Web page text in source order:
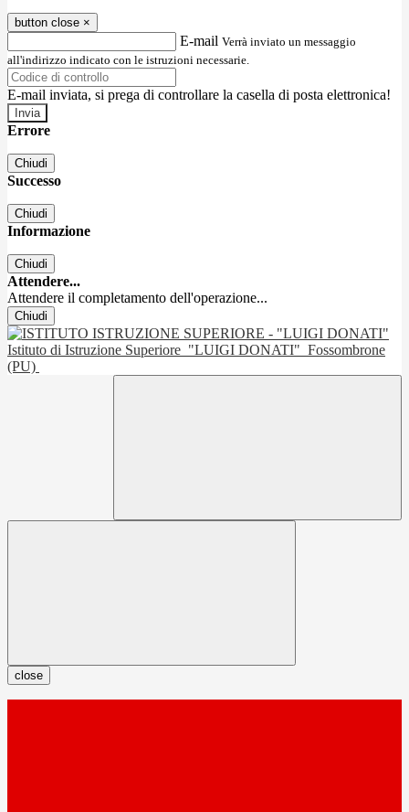
button close ×
E-mail Verrà inviato un messaggio
all'indirizzo indicato con le istruzioni necessarie.
E-mail inviata, si prega di controllare la casella di posta elettronica!
Errore
Chiudi
Successo
Chiudi
Informazione
Chiudi
Attendere...
Attendere il completamento dell'operazione...
Chiudi
Istituto di Istruzione Superiore "LUIGI DONATI" Fossombrone
(PU)
close